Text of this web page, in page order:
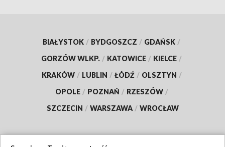
BIAŁYSTOK / BYDGOSZCZ / GDAŃSK /
GORZÓW WLKP. / KATOWICE / KIELCE /
KRAKÓW / LUBLIN / ŁÓDŹ / OLSZTYN /
OPOLE / POZNAŃ / RZESZÓW /
SZCZECIN / WARSZAWA / WROCŁAW